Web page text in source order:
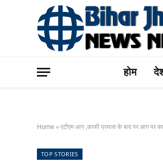
होम
Home »एटीएम आग ,काफी प्रयास के बाद पर आग पर
TOP STORIES